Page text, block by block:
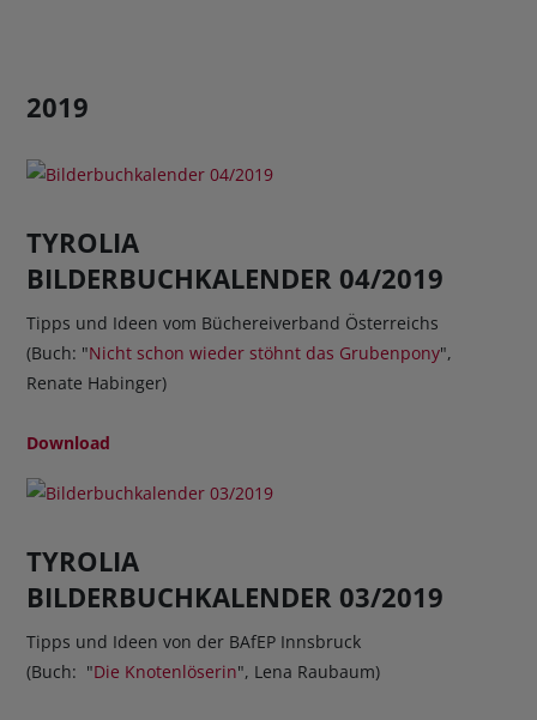
2019
TYROLIA
BILDERBUCHKALENDER 04/2019
Tipps und Ideen vom Büchereiverband Österreichs
(Buch: "Nicht schon wieder stöhnt das Grubenpony",
Renate Habinger)
Download
TYROLIA
BILDERBUCHKALENDER 03/2019
Tipps und Ideen von der BAfEP Innsbruck
(Buch: "Die Knotenlöserin", Lena Raubaum)